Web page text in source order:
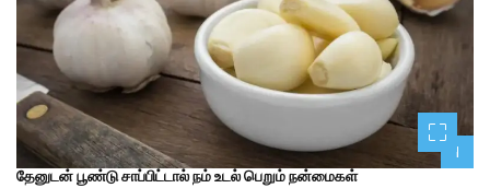
1
தேனுடன் பூண்டு சாப்பிட்டால் நம் உடல் பெறும் நன்மைகள்